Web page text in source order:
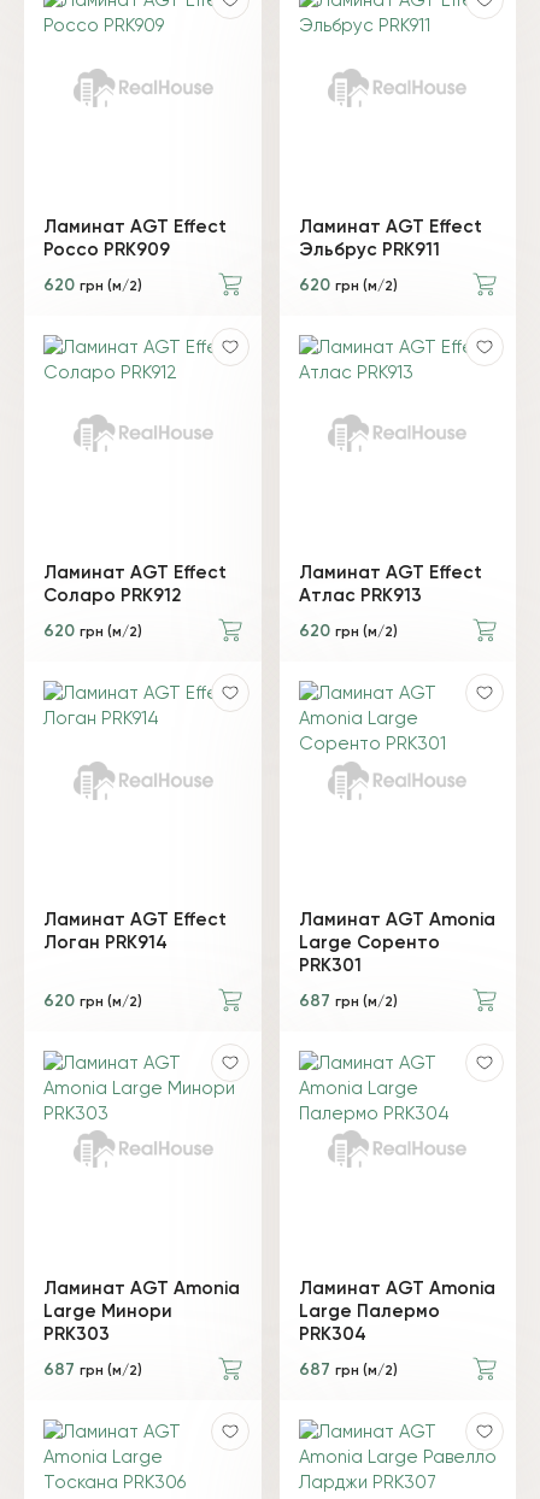
Ламинат AGT Effect
Россо PRK909
620 грн (м/2)
Ламинат AGT Effect
Эльбрус PRK911
620 грн (м/2)
Ламинат AGT Effect
Соларо PRK912
620 грн (м/2)
Ламинат AGT Effect
Атлас PRK913
620 грн (м/2)
Ламинат AGT Effect
Логан PRK914
620 грн (м/2)
Ламинат AGT Amonia
Large Соренто
PRK301
687 грн (м/2)
Ламинат AGT Amonia
Large Минори
PRK303
687 грн (м/2)
Ламинат AGT Amonia
Large Палермо
PRK304
687 грн (м/2)